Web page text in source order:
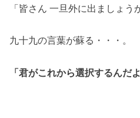
「皆さん 一旦外に出ましょう
九十九の言葉が蘇る・・・。
「君がこれから選択するんだよ